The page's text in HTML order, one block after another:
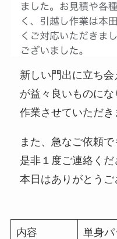
新しい門出に立ち
が益々良いものに
作業させていただき
また、急なご依頼で
是非１度ご連絡くだ
本日はありがとうご
内容 単身パ